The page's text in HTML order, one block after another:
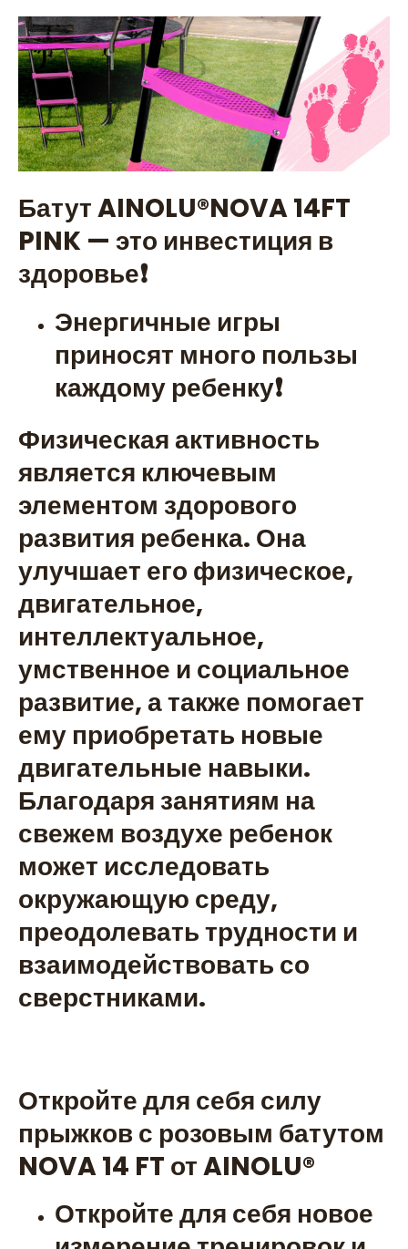
Батут AINOLU®️NOVA 14FT
PINK — это инвестиция в
здоровье❗
Энергичные игры
приносят много пользы
каждому ребенку❗
Физическая активность
является ключевым
элементом здорового
развития ребенка. Она
улучшает его физическое,
двигательное,
интеллектуальное,
умственное и социальное
развитие, а также помогает
ему приобретать новые
двигательные навыки.
Благодаря занятиям на
свежем воздухе ребенок
может исследовать
окружающую среду,
преодолевать трудности и
взаимодействовать со
сверстниками.
Откройте для себя силу
прыжков с розовым батутом
NOVA 14 FT от AINOLU®️
Откройте для себя новое